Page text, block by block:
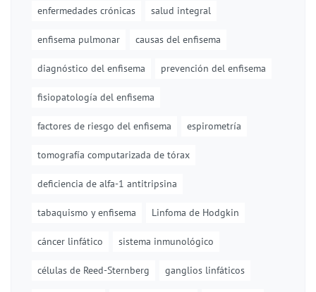
enfermedades crónicas salud integral
enfisema pulmonar causas del enfisema
diagnóstico del enfisema prevención del enfisema
fisiopatología del enfisema
factores de riesgo del enfisema espirometría
tomografía computarizada de tórax
deficiencia de alfa-1 antitripsina
tabaquismo y enfisema Linfoma de Hodgkin
cáncer linfático sistema inmunológico
células de Reed-Sternberg ganglios linfáticos